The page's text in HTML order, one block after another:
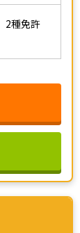
2種免許